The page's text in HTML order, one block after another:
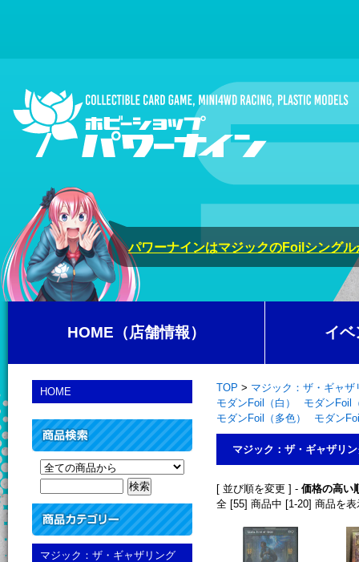
パワーナインはマジックのFoilシング
HOME（店舗情報） イベ
TOP > マジック：ザ・ギャ
モダンFoil（白）
モダンFoil
モダンFoil（多色）
モダン
マジック：ザ・ギャザリ
[ 並び順を変更 ] - 価格の高い
全 [55] 商品中 [1-20] 商品を
HOME
マジック：ザ・ギャザリング